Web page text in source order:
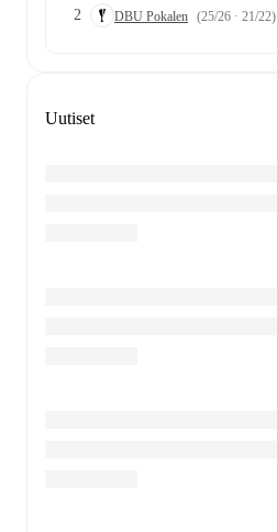
2 DBU Pokalen (25/26 · 21/22)
Uutiset